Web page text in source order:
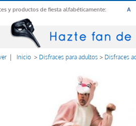
y productos de fiesta alfabéticamente: A
Inicio > Disfraces para adultos > Disfraces